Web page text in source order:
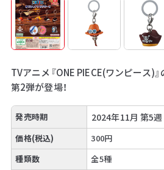
TVアニメ『ONE PIECE(ワンピース)
第2弾が登場！
発売時期 2024年11月 第5週
価格(税込)
300円
種類数
全5種